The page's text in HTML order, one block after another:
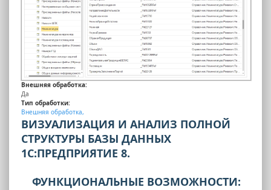
Внешняя обработка:
Да
Тип обработки:
Внешняя обработка,
ВИЗУАЛИЗАЦИЯ И АНАЛИЗ ПОЛНОЙ
СТРУКТУРЫ БАЗЫ ДАННЫХ
1С:ПРЕДПРИЯТИЕ 8.
ФУНКЦИОНАЛЬНЫЕ ВОЗМОЖНОСТИ: